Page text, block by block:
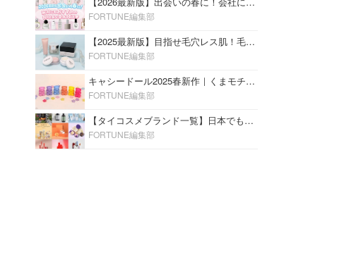
FORTUNE編集部
【2025最新版】目指せ毛穴レス肌！毛穴を埋めて隠す「おすすめ部分用下地＆プライマー」ランキング♡
FORTUNE編集部
キャシードール2025春新作｜くまモチーフのミニリップ「シャイニーベア リップモイスト」をレビュー♡
FORTUNE編集部
【タイコスメブランド一覧】日本でも人気沸騰中の“タイコスメ”ブランド20選！
FORTUNE編集部